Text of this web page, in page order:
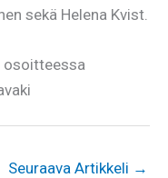
sekä Helena Kvist.
osoitteessa
Seuraava Artikkeli →